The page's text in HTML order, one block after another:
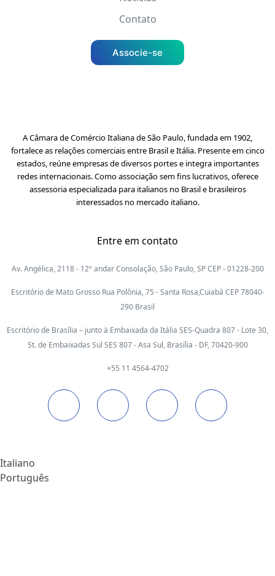
Contato
Associe-se
A Câmara de Comércio Italiana de São Paulo, fundada em 1902,
fortalece as relações comerciais entre Brasil e Itália. Presente em cinco
estados, reúne empresas de diversos portes e integra importantes
redes internacionais. Como associação sem fins lucrativos, oferece
assessoria especializada para italianos no Brasil e brasileiros
interessados no mercado italiano.
Entre em contato
Av. Angélica, 2118 - 12º andar Consolação, São Paulo, SP CEP - 01228-200
Escritório de Mato Grosso Rua Polônia, 75 - Santa Rosa,Cuiabá CEP 78040-
290 Brasil
Escritório de Brasília – junto à Embaixada da Itália SES-Quadra 807 - Lote 30,
St. de Embaixadas Sul SES 807 - Asa Sul, Brasília - DF, 70420-900
+55 11 4564-4702
Italiano
Português